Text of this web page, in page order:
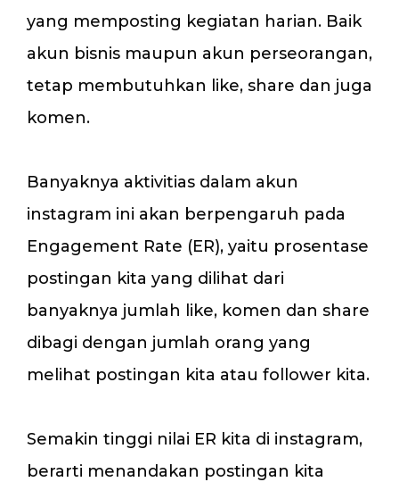
yang memposting kegiatan harian. Baik
akun bisnis maupun akun perseorangan,
tetap membutuhkan like, share dan juga
komen.
Banyaknya aktivitias dalam akun
instagram ini akan berpengaruh pada
Engagement Rate (ER), yaitu prosentase
postingan kita yang dilihat dari
banyaknya jumlah like, komen dan share
dibagi dengan jumlah orang yang
melihat postingan kita atau follower kita.
Semakin tinggi nilai ER kita di instagram,
berarti menandakan postingan kita